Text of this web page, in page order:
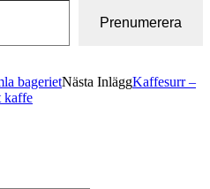
Prenumerera
bagerietNästa InläggKaffesurr –
kaffe